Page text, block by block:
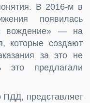
В 2016-м в
появилась
вождение» — на
которые создают
за это не
это предлагали
ПДД, представляет